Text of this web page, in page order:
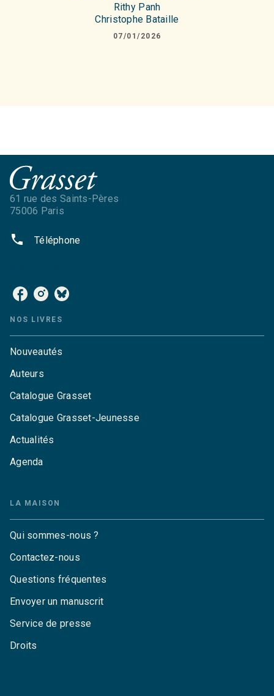
Rithy Panh
Christophe Bataille
07/01/2026
61 rue des Saints-Pères
75006 Paris
phone Téléphone
NOS LIVRES
Nouveautés
Auteurs
Catalogue Grasset
Catalogue Grasset-Jeunesse
Actualités
Agenda
LA MAISON
Qui sommes-nous ?
Contactez-nous
Questions fréquentes
Envoyer un manuscrit
Service de presse
Droits